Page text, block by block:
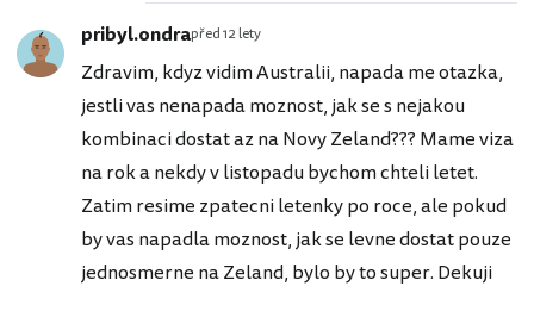
pribyl.ondrapřed 12 lety
Zdravim, kdyz vidim Australii, napada me otazka,
jestli vas nenapada moznost, jak se s nejakou
kombinaci dostat az na Novy Zeland??? Mame viza
na rok a nekdy v listopadu bychom chteli letet.
Zatim resime zpatecni letenky po roce, ale pokud
by vas napadla moznost, jak se levne dostat pouze
jednosmerne na Zeland, bylo by to super. Dekuji